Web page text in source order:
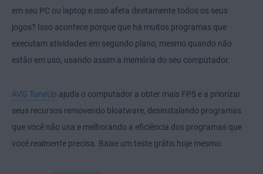
em seu PC ou laptop e isso afeta diretamente todos os seus
jogos? Isso acontece porque que há muitos programas que
executam atividades em segundo plano, mesmo quando não
estão em uso, usando assim a memória do seu computador.
AVG TuneUp ajuda o computador a obter mais FPS e a priorizar
seus recursos removendo bloatware, desinstalando programas
que você não usa e melhorando a eficiência dos programas que
vocêrealmente precisa. Baixe um teste grátis hoje mesmo.